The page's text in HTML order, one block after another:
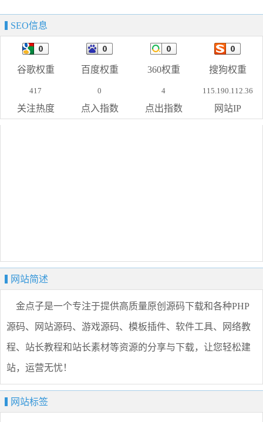
SEO信息
谷歌权重 百度权重 360权重 搜狗权重
417
关注热度
0
点入指数
4
点出指数
115.190.112.36
网站IP
网站简述
金点子是一个专注于提供高质量原创源码下载和各种PHP
源码、网站源码、游戏源码、模板插件、软件工具、网络教
程、站长教程和站长素材等资源的分享与下载，让您轻松建
站，运营无忧！
网站标签